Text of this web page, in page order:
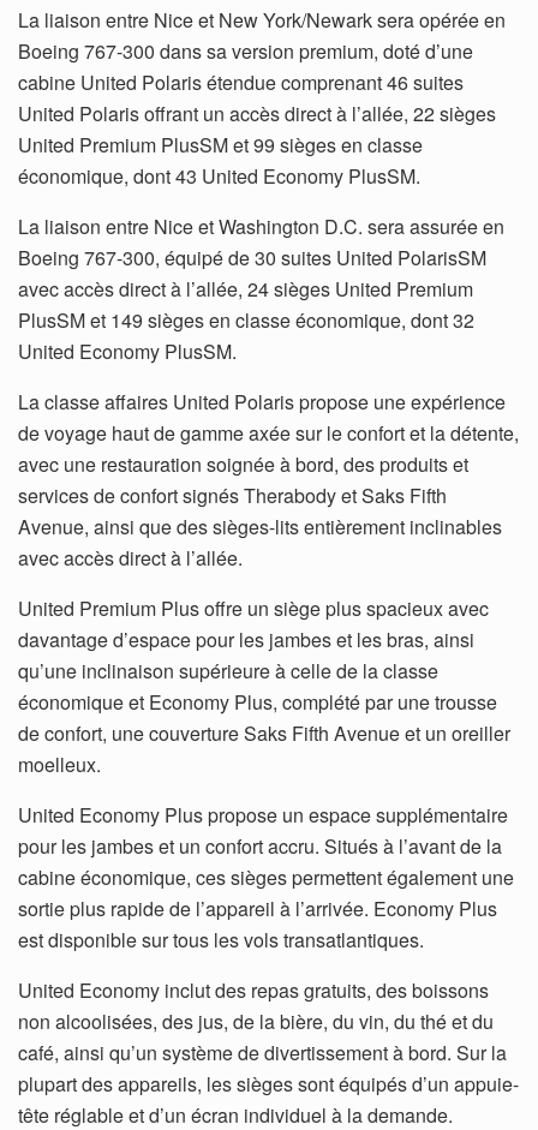
La liaison entre Nice et New York/Newark sera opérée en
Boeing 767-300 dans sa version premium, doté d’une
cabine United Polaris étendue comprenant 46 suites
United Polaris offrant un accès direct à l’allée, 22 sièges
United Premium PlusSM et 99 sièges en classe
économique, dont 43 United Economy PlusSM.
La liaison entre Nice et Washington D.C. sera assurée en
Boeing 767-300, équipé de 30 suites United PolarisSM
avec accès direct à l’allée, 24 sièges United Premium
PlusSM et 149 sièges en classe économique, dont 32
United Economy PlusSM.
La classe affaires United Polaris propose une expérience
de voyage haut de gamme axée sur le confort et la détente,
avec une restauration soignée à bord, des produits et
services de confort signés Therabody et Saks Fifth
Avenue, ainsi que des sièges-lits entièrement inclinables
avec accès direct à l’allée.
United Premium Plus offre un siège plus spacieux avec
davantage d’espace pour les jambes et les bras, ainsi
qu’une inclinaison supérieure à celle de la classe
économique et Economy Plus, complété par une trousse
de confort, une couverture Saks Fifth Avenue et un oreiller
moelleux.
United Economy Plus propose un espace supplémentaire
pour les jambes et un confort accru. Situés à l’avant de la
cabine économique, ces sièges permettent également une
sortie plus rapide de l’appareil à l’arrivée. Economy Plus
est disponible sur tous les vols transatlantiques.
United Economy inclut des repas gratuits, des boissons
non alcoolisées, des jus, de la bière, du vin, du thé et du
café, ainsi qu’un système de divertissement à bord. Sur la
plupart des appareils, les sièges sont équipés d’un appuie-
tête réglable et d’un écran individuel à la demande.